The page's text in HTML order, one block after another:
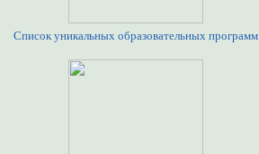
Список уникальных образовательных программ